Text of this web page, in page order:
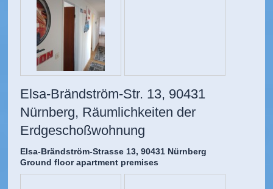
Elsa-Brändström-Str. 13, 90431
Nürnberg, Räumlichkeiten der
Erdgeschoßwohnung
Elsa-Brändström-Strasse 13, 90431 Nürnberg
Ground floor apartment premises